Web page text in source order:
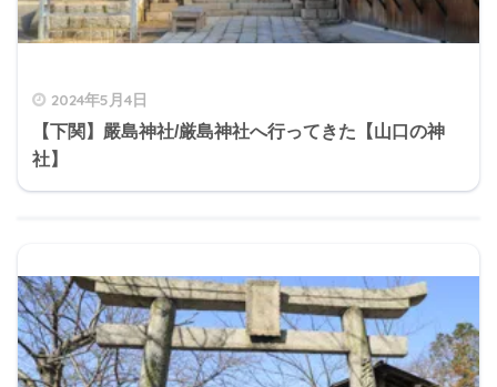
2024年5月4日
【下関】嚴島神社/厳島神社へ行ってきた【山口の神
社】